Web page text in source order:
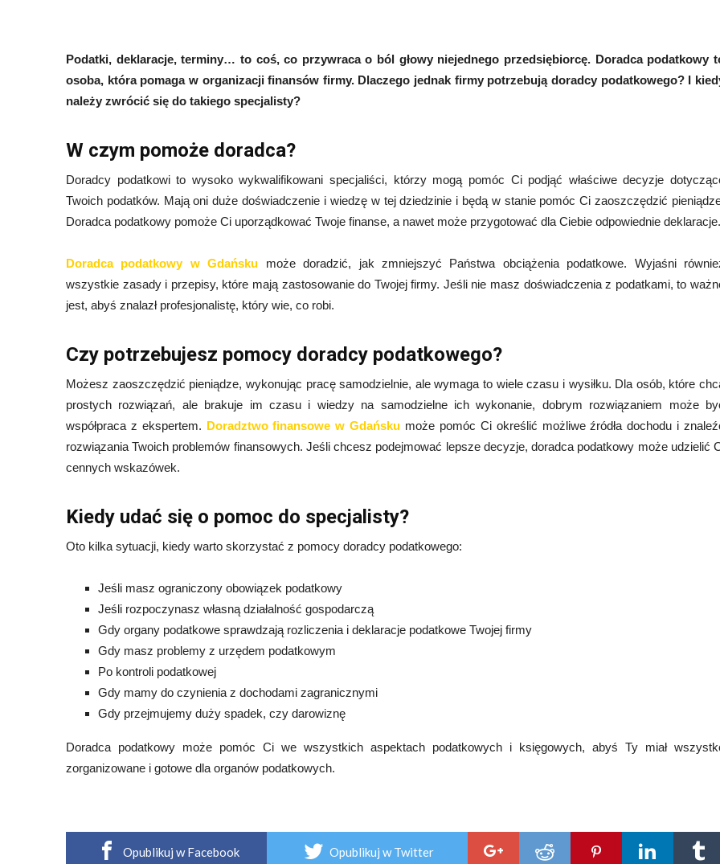
Podatki, deklaracje, terminy… to coś, co przywraca o ból głowy niejednego przedsiębiorcę. Doradca podatkowy
osoba, która pomaga w organizacji finansów firmy. Dlaczego jednak firmy potrzebują doradcy podatkowego? I
należy zwrócić się do takiego specjalisty?
W czym pomoże doradca?
Doradcy podatkowi to wysoko wykwalifikowani specjaliści, którzy mogą pomóc Ci podjąć właściwe decyzje
Twoich podatków. Mają oni duże doświadczenie i wiedzę w tej dziedzinie i będą w stanie pomóc Ci zaoszczędzić
Doradca podatkowy pomoże Ci uporządkować Twoje finanse, a nawet może przygotować dla Ciebie odpowiednie deklaracje.
Doradca podatkowy w Gdańsku może doradzić, jak zmniejszyć Państwa obciążenia podatkowe. Wyjaśni
wszystkie zasady i przepisy, które mają zastosowanie do Twojej firmy. Jeśli nie masz doświadczenia z podatkami, to
jest, abyś znalazł profesjonalistę, który wie, co robi.
Czy potrzebujesz pomocy doradcy podatkowego?
Możesz zaoszczędzić pieniądze, wykonując pracę samodzielnie, ale wymaga to wiele czasu i wysiłku. Dla osób, które
prostych rozwiązań, ale brakuje im czasu i wiedzy na samodzielne ich wykonanie, dobrym rozwiązaniem może
współpraca z ekspertem. Doradztwo finansowe w Gdańsku może pomóc Ci określić możliwe źródła dochodu i
rozwiązania Twoich problemów finansowych. Jeśli chcesz podejmować lepsze decyzje, doradca podatkowy może udzielić
cennych wskazówek.
Kiedy udać się o pomoc do specjalisty?
Oto kilka sytuacji, kiedy warto skorzystać z pomocy doradcy podatkowego:
Jeśli masz ograniczony obowiązek podatkowy
Jeśli rozpoczynasz własną działalność gospodarczą
Gdy organy podatkowe sprawdzają rozliczenia i deklaracje podatkowe Twojej firmy
Gdy masz problemy z urzędem podatkowym
Po kontroli podatkowej
Gdy mamy do czynienia z dochodami zagranicznymi
Gdy przejmujemy duży spadek, czy darowiznę
Doradca podatkowy może pomóc Ci we wszystkich aspektach podatkowych i księgowych, abyś Ty miał
zorganizowane i gotowe dla organów podatkowych.
Opublikuj w Facebook Opublikuj w Twitter